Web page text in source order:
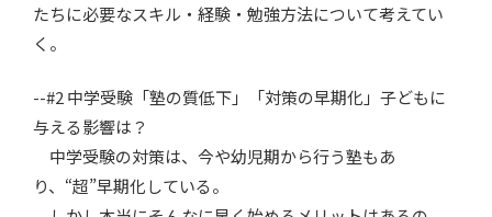
たちに必要なスキル・経験・勉強方法について考えてい
く。
--#2 中学受験「塾の質低下」「対策の早期化」子どもに
与える影響は？
中学受験の対策は、今や幼児期から行う塾もあ
り、“超”早期化している。